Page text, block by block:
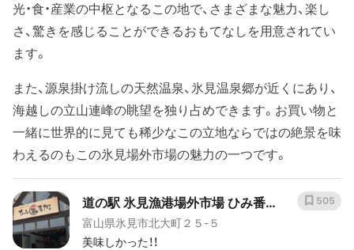
光・食・産業の中枢となるこの地で、さまざまな魅力、楽し
さ、驚きを感じることができるおもてなしを用意されてい
ます。
また、源泉掛け流しの天然温泉、氷見温泉郷が近くにあり、
海越しの立山連峰の眺望を独り占めできます。お買い物と
一緒に世界的に見ても稀少なこの立地ならではの絶景を味
わえるのもこの氷見場外市場の魅力の一つです。
道の駅 氷見漁港場外市場 ひみ番屋
街
富山県氷見市北大町２５-５
美味しかった！！
505